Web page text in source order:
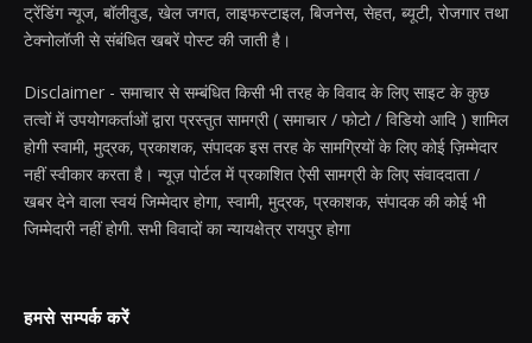
ट्रेंडिंग न्यूज, बॉलीवुड, खेल जगत, लाइफस्टाइल, बिजनेस, सेहत, ब्यूटी, रोजगार तथा
टेक्नोलॉजी से संबंधित खबरें पोस्ट की जाती है।
Disclaimer - समाचार से सम्बंधित किसी भी तरह के विवाद के लिए साइट के कुछ
तत्वों में उपयोगकर्ताओं द्वारा प्रस्तुत सामग्री ( समाचार / फोटो / विडियो आदि ) शामिल
होगी स्वामी, मुद्रक, प्रकाशक, संपादक इस तरह के सामग्रियों के लिए कोई ज़िम्मेदार
नहीं स्वीकार करता है। न्यूज़ पोर्टल में प्रकाशित ऐसी सामग्री के लिए संवाददाता /
खबर देने वाला स्वयं जिम्मेदार होगा, स्वामी, मुद्रक, प्रकाशक, संपादक की कोई भी
जिम्मेदारी नहीं होगी. सभी विवादों का न्यायक्षेत्र रायपुर होगा
हमसे सम्पर्क करें